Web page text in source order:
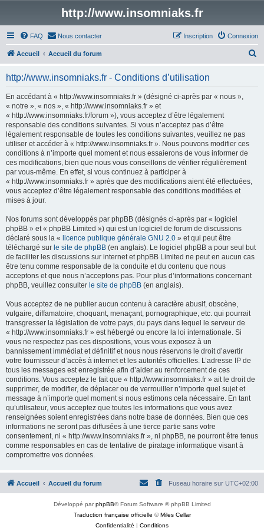
http://www.insomniaks.fr
FAQ Nous contacter Connexion
Inscription
Accueil Accueil du forum
http://www.insomniaks.fr - Conditions d’utilisation
En accédant à « http://www.insomniaks.fr » (désigné ci-après par « nous »,
« notre », « nos », « http://www.insomniaks.fr » et
« http://www.insomniaks.fr/forum »), vous acceptez d’être légalement
responsable des conditions suivantes. Si vous n’acceptez pas d’être
légalement responsable de toutes les conditions suivantes, veuillez ne pas
utiliser et accéder à « http://www.insomniaks.fr ». Nous pouvons modifier ces
conditions à n’importe quel moment et nous essaierons de vous informer de
ces modifications, bien que nous vous conseillons de vérifier régulièrement
par vous-même. En effet, si vous continuez à participer à
« http://www.insomniaks.fr » après que des modifications aient été effectuées,
vous acceptez d’être légalement responsable des conditions modifiées et
mises à jour.
Nos forums sont développés par phpBB (désignés ci-après par « logiciel
phpBB » et « phpBB Limited ») qui est un logiciel de forum de discussions
déclaré sous la « licence publique générale GNU 2.0 » et qui peut être
téléchargé sur le site de phpBB (en anglais). Le logiciel phpBB a pour seul but
de faciliter les discussions sur internet et phpBB Limited ne peut en aucun cas
être tenu comme responsable de la conduite et du contenu que nous
acceptons et que nous n’acceptons pas. Pour plus d’informations concernant
phpBB, veuillez consulter le site de phpBB (en anglais).
Vous acceptez de ne publier aucun contenu à caractère abusif, obscène,
vulgaire, diffamatoire, choquant, menaçant, pornographique, etc. qui pourrait
transgresser la législation de votre pays, du pays dans lequel le serveur de
« http://www.insomniaks.fr » est hébergé ou encore la loi internationale. Si
vous ne respectez pas ces dispositions, vous vous exposez à un
bannissement immédiat et définitif et nous nous réservons le droit d’avertir
votre fournisseur d’accès à internet et les autorités officielles. L’adresse IP de
tous les messages est enregistrée afin d’aider au renforcement de ces
conditions. Vous acceptez le fait que « http://www.insomniaks.fr » ait le droit de
supprimer, de modifier, de déplacer ou de verrouiller n’importe quel sujet et
message à n’importe quel moment si nous estimons cela nécessaire. En tant
qu’utilisateur, vous acceptez que toutes les informations que vous avez
renseignées soient enregistrées dans notre base de données. Bien que ces
informations ne seront pas diffusées à une tierce partie sans votre
consentement, ni « http://www.insomniaks.fr », ni phpBB, ne pourront être tenus
comme responsables en cas de tentative de piratage informatique visant à
compromettre vos données.
Accueil Accueil du forum Fuseau horaire sur UTC+02:00
Développé parphpBB® Forum Software © phpBB Limited
Traduction française officielle ©Miles Cellar
Confidentialité | Conditions